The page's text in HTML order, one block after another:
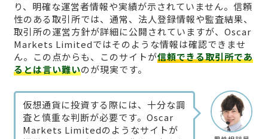
り、明確な運営者情報や実績が示されていません。信頼
性のある取引所では、通常、法人登録情報や監査結果、
取引所の運営方針が詳細に公開されていますが、Oscar
Markets Limitedではそのような情報は確認できませ
ん。この点からも、このサイトが信頼できる取引所であ
るとは言い難いのが現実です。
仮想通貨に投資する際には、十分な調
査と慎重な判断が必要です。Oscar
Markets Limitedのようなサイトが